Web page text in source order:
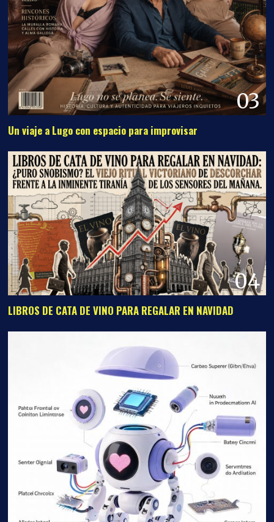
03
Un viaje a Lugo con espacio para improvisar
04
LIBROS DE CATA DE VINO PARA REGALAR EN NAVIDAD